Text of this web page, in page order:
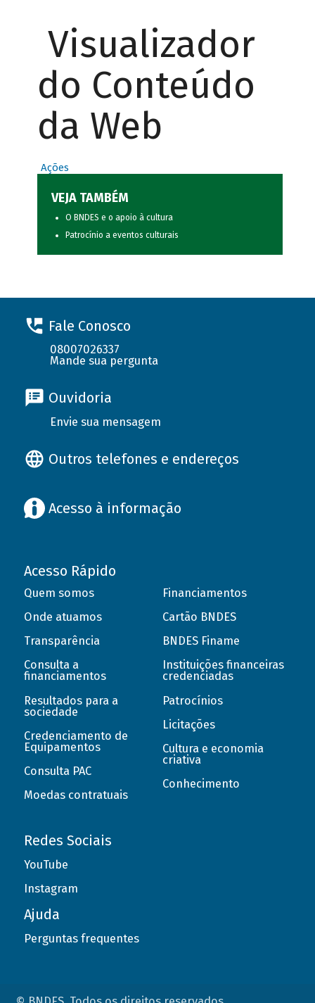
Visualizador
do Conteúdo
da Web
Ações
VEJA TAMBÉM
O BNDES e o apoio à cultura
Patrocínio a eventos culturais
Fale Conosco
08007026337
Mande sua pergunta
Ouvidoria
Envie sua mensagem
Outros telefones e endereços
Acesso à informação
Acesso Rápido
Quem somos
Onde atuamos
Transparência
Consulta a
financiamentos
Resultados para a
sociedade
Credenciamento de
Equipamentos
Consulta PAC
Moedas contratuais
Financiamentos
Cartão BNDES
BNDES Finame
Instituições financeiras
credenciadas
Patrocínios
Licitações
Cultura e economia
criativa
Conhecimento
Redes Sociais
YouTube
Instagram
Ajuda
Perguntas frequentes